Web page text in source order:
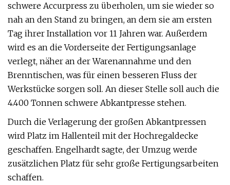
schwere Accurpress zu überholen, um sie wieder so
nah an den Stand zu bringen, an dem sie am ersten
Tag ihrer Installation vor 11 Jahren war. Außerdem
wird es an die Vorderseite der Fertigungsanlage
verlegt, näher an der Warenannahme und den
Brenntischen, was für einen besseren Fluss der
Werkstücke sorgen soll. An dieser Stelle soll auch die
4.400 Tonnen schwere Abkantpresse stehen.
Durch die Verlagerung der großen Abkantpressen
wird Platz im Hallenteil mit der Hochregaldecke
geschaffen. Engelhardt sagte, der Umzug werde
zusätzlichen Platz für sehr große Fertigungsarbeiten
schaffen.